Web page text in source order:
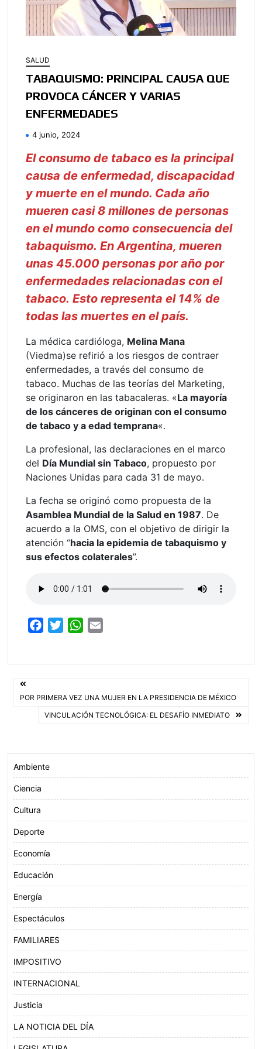
SALUD
TABAQUISMO: PRINCIPAL CAUSA QUE
PROVOCA CÁNCER Y VARIAS
ENFERMEDADES
4 junio, 2024
El consumo de tabaco es la principal
causa de enfermedad, discapacidad
y muerte en el mundo. Cada año
mueren casi 8 millones de personas
en el mundo como consecuencia del
tabaquismo. En Argentina, mueren
unas 45.000 personas por año por
enfermedades relacionadas con el
tabaco. Esto representa el 14% de
todas las muertes en el país.
La médica cardióloga, Melina Mana
(Viedma)se refirió a los riesgos de contraer
enfermedades, a través del consumo de
tabaco. Muchas de las teorías del Marketing,
se originaron en las tabacaleras. «La mayoría
de los cánceres de originan con el consumo
de tabaco y a edad temprana«.
La profesional, las declaraciones en el marco
del Día Mundial sin Tabaco, propuesto por
Naciones Unidas para cada 31 de mayo.
La fecha se originó como propuesta de la
Asamblea Mundial de la Salud en 1987. De
acuerdo a la OMS, con el objetivo de dirigir la
atención “hacia la epidemia de tabaquismo y
sus efectos colaterales”.
o
o
e
r
W
A
p
Navegación
POR PRIMERA VEZ UNA MUJER EN LA PRESIDENCIA DE MÉXICO
VINCULACIÓN TECNOLÓGICA: EL DESAFÍO INMEDIATO
Ambiente
Ciencia
Cultura
Deporte
Economía
Educación
Energía
Espectáculos
FAMILIARES
IMPOSITIVO
INTERNACIONAL
Justicia
LA NOTICIA DEL DÍA